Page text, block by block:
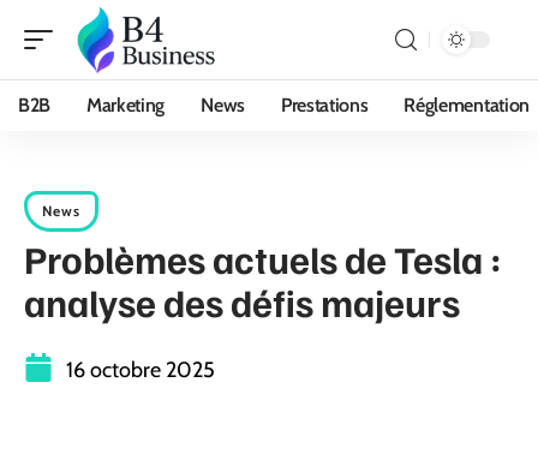
B2B Marketing News Prestations Réglementation
News
Problèmes actuels de Tesla :
analyse des défis majeurs
16 octobre 2025